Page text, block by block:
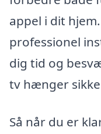
appel i dit
professionel
dig tid og
tv hænger
Så når du er